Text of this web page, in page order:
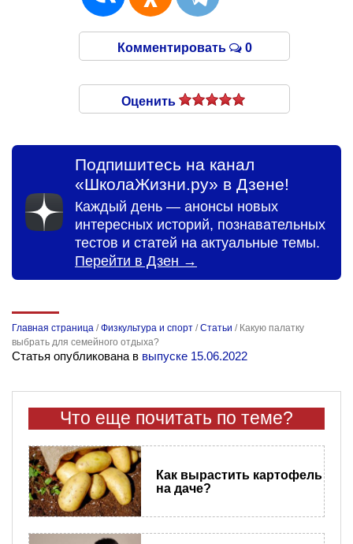
Комментировать 0
Оценить
Подпишитесь на канал
«ШколаЖизни.ру» в Дзене!
Каждый день — анонсы новых
интересных историй, познавательных
тестов и статей на актуальные темы.
Перейти в Дзен →
Главная страница /Физкультура и спорт /Статьи / Какую палатку
выбрать для семейного отдыха?
Статья опубликована в выпуске 15.06.2022
Что еще почитать по теме?
Как вырастить картофель
на даче?